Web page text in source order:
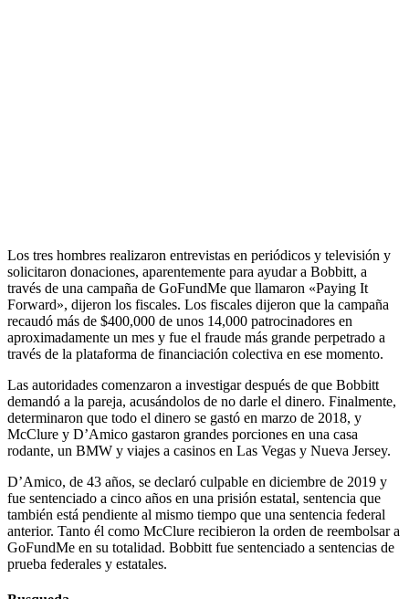
Los tres hombres realizaron entrevistas en periódicos y televisión y
solicitaron donaciones, aparentemente para ayudar a Bobbitt, a
través de una campaña de GoFundMe que llamaron «Paying It
Forward», dijeron los fiscales. Los fiscales dijeron que la campaña
recaudó más de $400,000 de unos 14,000 patrocinadores en
aproximadamente un mes y fue el fraude más grande perpetrado a
través de la plataforma de financiación colectiva en ese momento.
Las autoridades comenzaron a investigar después de que Bobbitt
demandó a la pareja, acusándolos de no darle el dinero. Finalmente,
determinaron que todo el dinero se gastó en marzo de 2018, y
McClure y D’Amico gastaron grandes porciones en una casa
rodante, un BMW y viajes a casinos en Las Vegas y Nueva Jersey.
D’Amico, de 43 años, se declaró culpable en diciembre de 2019 y
fue sentenciado a cinco años en una prisión estatal, sentencia que
también está pendiente al mismo tiempo que una sentencia federal
anterior. Tanto él como McClure recibieron la orden de reembolsar a
GoFundMe en su totalidad. Bobbitt fue sentenciado a sentencias de
prueba federales y estatales.